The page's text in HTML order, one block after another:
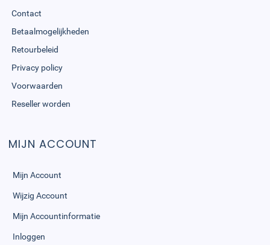
Contact
Betaalmogelijkheden
Retourbeleid
Privacy policy
Voorwaarden
Reseller worden
MIJN ACCOUNT
Mijn Account
Wijzig Account
Mijn Accountinformatie
Inloggen